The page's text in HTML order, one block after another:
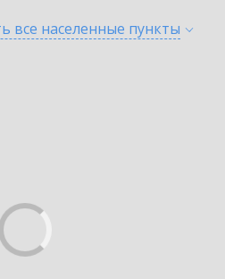
все населенные пункты